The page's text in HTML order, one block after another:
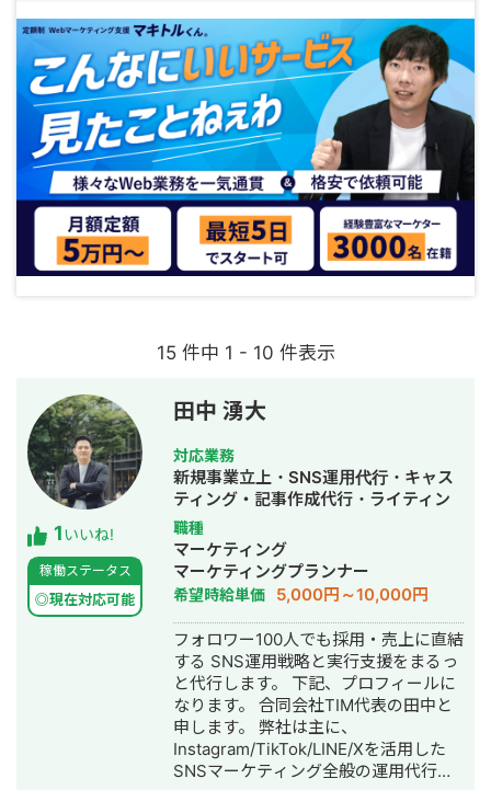
15 件中 1 - 10 件表示
1いいね!
稼働ステータス
◎現在対応可能
田中 湧大
対応業務
新規事業立上・SNS運用代行・キャス
ティング・記事作成代行・ライティン
グ・バナー制作・デザイン・オウンド
メディア制作・構築・運用代行・動画
制作・動画編集・採用代行
職種
マーケティング
マーケティングプランナー
希望時給単価 5,000円～10,000円
フォロワー100人でも採用・売上に直結
する SNS運用戦略と実行支援をまるっ
と代行します。 下記、プロフィールに
なります。 合同会社TIM代表の田中と
申します。 弊社は主に、
Instagram/TikTok/LINE/Xを活用した
SNSマーケティング全般の運用代行事